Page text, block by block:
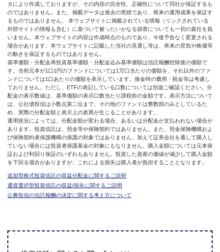
タにより作成しておりますが、その内容の完全性、正確性について同社が保証するも
のではありません。また、掲載データは過去の実績であり、将来の運用成果を保証す
るものではありません。 本ウェブサイトに掲載されている情報（リンクされている
外部サイトの情報も含む）に基づいて被ったいかなる損害についても一切の責任を負
いません。本ウェブサイトの内容は作成時点のものであり、今後予告なく変更される
場合があります。本ウェブサイトに記載した当社の見通し等は、将来の景気や株価等
の動きを保証するものではありません。
基準価額・分配金再投資基準価額・分配金込み基準価額は信託報酬控除後の価額で
す。当初元本が1口1円のファンドについては1万口当たりの価額を、それ以外のファ
ンドについては1口あたりの価額を表示しています。換金時の費用・税金等は考慮し
ておりません。ただし、ETFの表記している口数については別途ご確認ください。分
配金の表示数値は、基準価額の表示口数当たり課税前の金額です。表示方法について
は、公社債投信は小数点第二位まで、その他のファンドは整数部のみとしているた
め、実際の分配金額と表示上の差異が生じることがあります。
運用状況によっては、分配金額が変わる場合、あるいは分配金が支払われない場合が
あります。投資信託は、預金等や保険契約ではありません。また、預金保険機構およ
び保険契約者保護機構の保護の対象ではありません。加えて証券会社を通して購入し
ていない場合には投資者保護基金の対象にもなりません。購入金額については元本保
証および利回り保証のいずれもありません。投資した資産の価値が減少して購入金額
を下回る場合がありますが、これによる損失は購入者が負担することとなります。
追加型株式投資信託の収益分配金に関するご説明
通貨選択型投資信託の収益/損失に関するご説明
公募投信の信託報酬の決定に関する考え方について